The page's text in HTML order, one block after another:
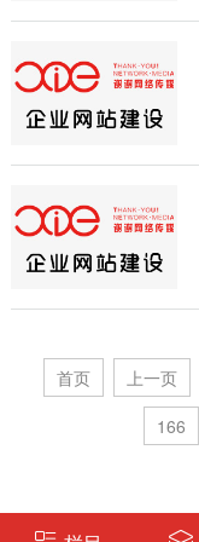
首页 上一页
166